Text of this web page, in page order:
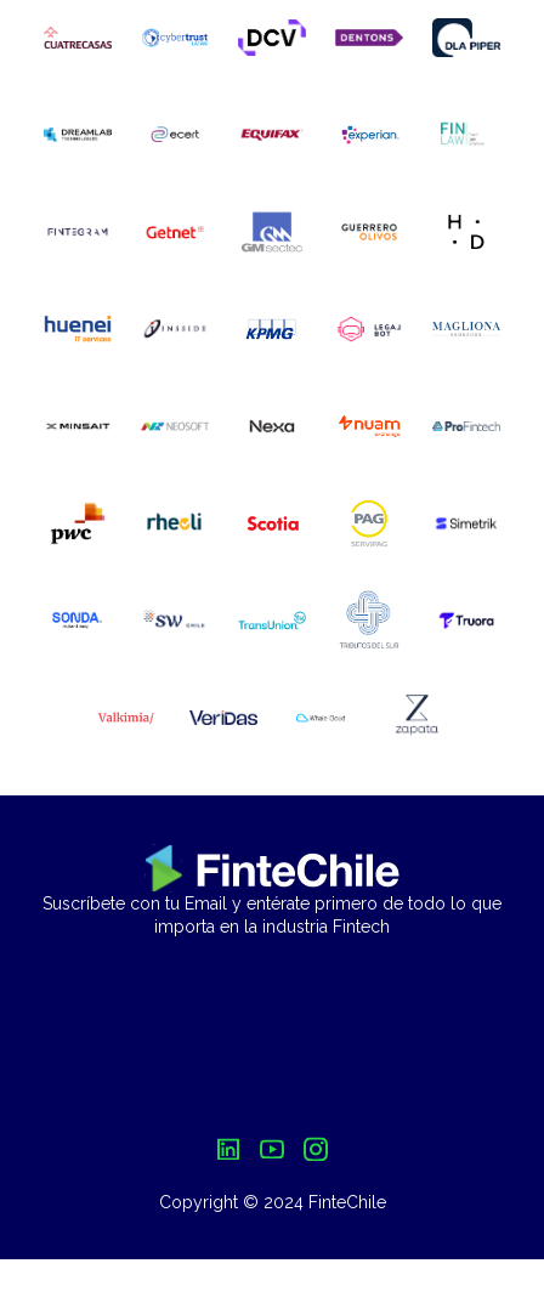
Suscríbete con tu Email y entérate primero de todo lo que
importa en la industria Fintech
Copyright © 2024 FinteChile